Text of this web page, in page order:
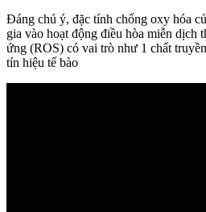
Đáng chú ý, đặc tính chống oxy hóa
gia vào hoạt động điều hòa miễn dịch
ứng (ROS) có vai trò như 1 chất
tín hiệu tế bào